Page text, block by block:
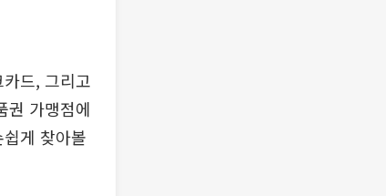
드, 그리고
권 가맹점에
게 찾아볼